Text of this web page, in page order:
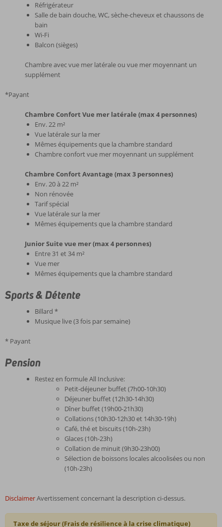
Réfrigérateur
Salle de bain douche, WC, sèche-cheveux et chaussons de
bain
Wi-Fi
Balcon (sièges)
Chambre avec vue mer latérale ou vue mer moyennant un
supplément
*Payant
Chambre Confort Vue mer latérale (max 4 personnes)
Env. 22 m²
Vue latérale sur la mer
Mêmes équipements que la chambre standard
Chambre confort vue mer moyennant un supplément
Chambre Confort Avantage (max 3 personnes)
Env. 20 à 22 m²
Non rénovée
Tarif spécial
Vue latérale sur la mer
Mêmes équipements que la chambre standard
Junior Suite vue mer (max 4 personnes)
Entre 31 et 34 m²
Vue mer
Mêmes équipements que la chambre standard
Sports & Détente
Billard *
Musique live (3 fois par semaine)
* Payant
Pension
Restez en formule All Inclusive:
Petit-déjeuner buffet (7h00-10h30)
Déjeuner buffet (12h30-14h30)
Dîner buffet (19h00-21h30)
Collations (10h30-12h30 et 14h30-19h)
Café, thé et biscuits (10h-23h)
Glaces (10h-23h)
Collation de minuit (9h30-23h00)
Sélection de boissons locales alcoolisées ou non
(10h-23h)
DisclaimerAvertissement concernant la description ci-dessus.
Taxe de séjour (Frais de résilience à la crise climatique)